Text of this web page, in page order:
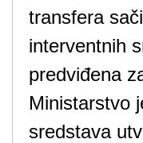
transfera
interventnih
predviđena
Ministarstvo
sredstava